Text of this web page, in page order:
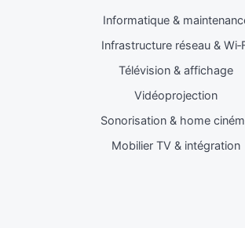
Informatique &
Infrastructure réseau &
Télévision & affichage
Vidéoprojection
Sonorisation & home
Mobilier TV & intégration